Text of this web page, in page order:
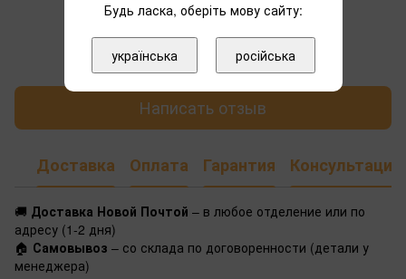
Добавьте первый отзыв
Написать отзыв
Доставка Оплата Гарантия Консультация
🚚 Доставка Новой Почтой – в любое отделение или по
адресу (1-2 дня)
🏠 Самовывоз – со склада по договоренности (детали у
менеджера)
Будь ласка, оберіть мову сайту:
українська російська